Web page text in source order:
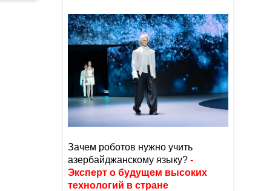
Зачем роботов нужно учить
азербайджанскому языку? -
Эксперт о будущем высоких
технологий в стране